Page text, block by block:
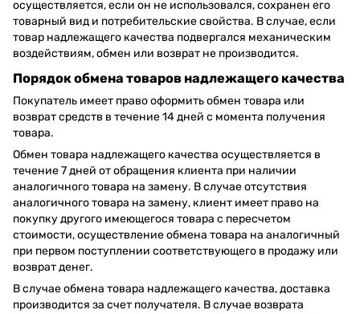
осуществляется, если он не использовался, сохранен его
товарный вид и потребительские свойства. В случае, если
товар надлежащего качества подвергался механическим
воздействиям, обмен или возврат не производится.
Порядок обмена товаров надлежащего качества
Покупатель имеет право оформить обмен товара или
возврат средств в течение 14 дней с момента получения
товара.
Обмен товара надлежащего качества осуществляется в
течение 7 дней от обращения клиента при наличии
аналогичного товара на замену. В случае отсутствия
аналогичного товара на замену, клиент имеет право на
покупку другого имеющегося товара с пересчетом
стоимости, осуществление обмена товара на аналогичный
при первом поступлении соответствующего в продажу или
возврат денег.
В случае обмена товара надлежащего качества, доставка
производится за счет получателя. В случае возврата